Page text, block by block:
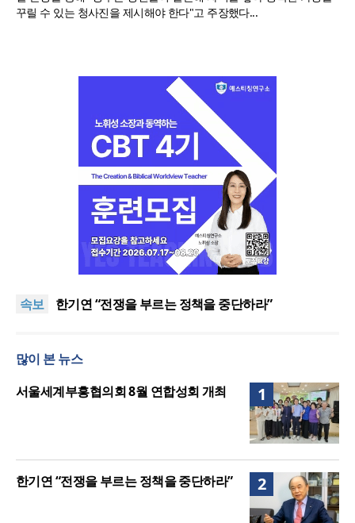
꾸릴 수 있는 청사진을 제시해야 한다"고 주장했다...
속보
“한국 복음의 시작에는 미국보다 먼저 일본이 있었습
주길”
한기연 “전쟁을 부르는 정책을 중단하라”
성회 위해 협력
“한국 복음의 시작에는 미국보다 먼저 일본이 있었습
“기도로 시작한 스틸 美 대사, 한미동맹의 가교 되어
주길”
많이 본 뉴스
1
서울세계부흥협의회 8월 연합성회 개최
2
한기연 “전쟁을 부르는 정책을 중단하라”